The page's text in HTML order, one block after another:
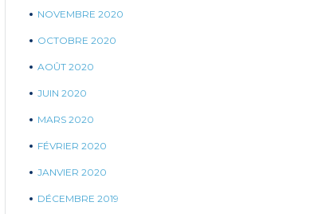
NOVEMBRE 2020
OCTOBRE 2020
AOÛT 2020
JUIN 2020
MARS 2020
FÉVRIER 2020
JANVIER 2020
DÉCEMBRE 2019